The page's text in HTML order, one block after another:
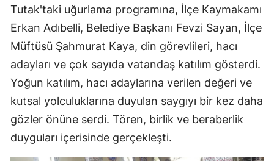
Tutak'taki uğurlama programına, İlçe Kaymakamı
Erkan Adıbelli, Belediye Başkanı Fevzi Sayan, İlçe
Müftüsü Şahmurat Kaya, din görevlileri, hacı
adayları ve çok sayıda vatandaş katılım gösterdi.
Yoğun katılım, hacı adaylarına verilen değeri ve
kutsal yolculuklarına duyulan saygıyı bir kez daha
gözler önüne serdi. Tören, birlik ve beraberlik
duyguları içerisinde gerçekleşti.